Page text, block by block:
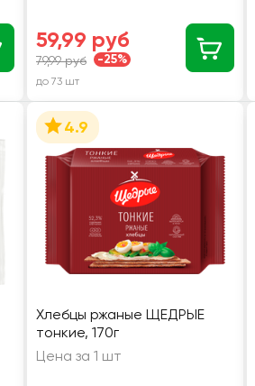
59,99 руб
79,99 руб -25%
до 73 шт
4.9
Хлебцы ржаные ЩЕДРЫЕ
тонкие, 170г
Цена за 1 шт